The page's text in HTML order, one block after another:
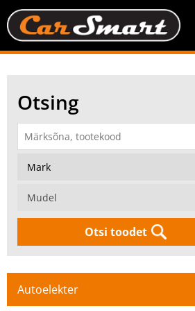
Otsing
Otsi toodet
Autoelekter